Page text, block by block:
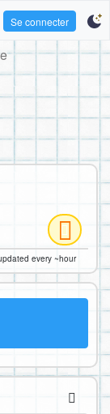
Se connecter
every ~hour